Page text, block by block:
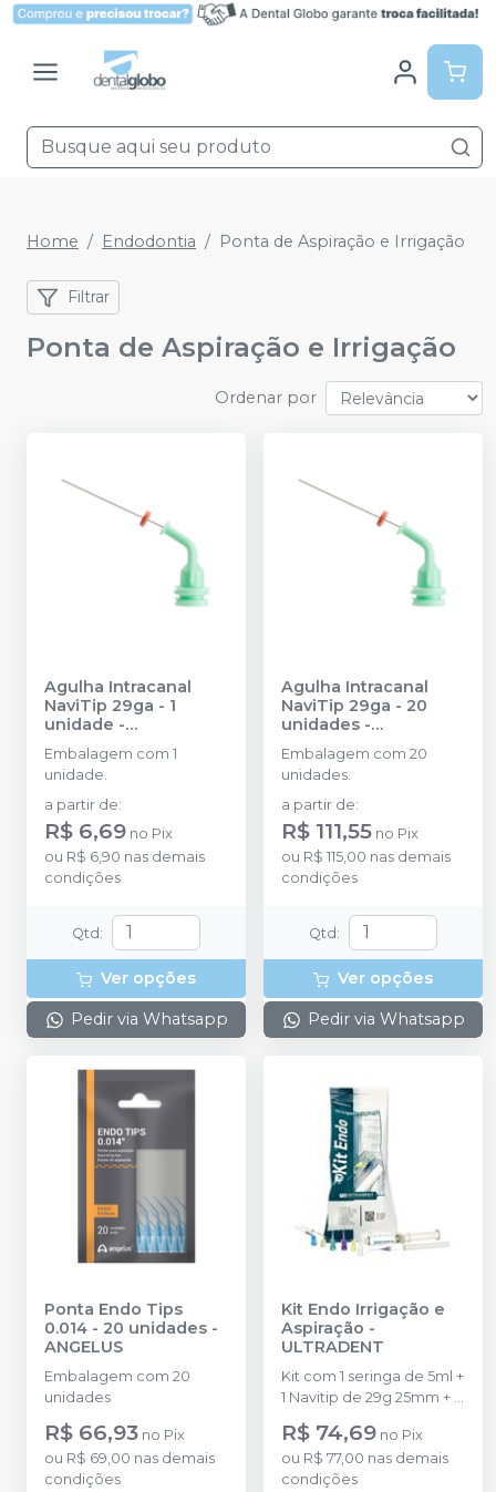
Home Endodontia Ponta de Aspiração e Irrigação
Filtrar
Ponta de Aspiração e Irrigação
Ordenar por
Agulha Intracanal
NaviTip 29ga - 1
unidade -
ULTRADENT
Embalagem com 1
unidade.
a partir de:
R$ 6,69 no Pix
ou R$ 6,90 nas demais
condições
Qtd :
Ver opções
Pedir via Whatsapp
Agulha Intracanal
NaviTip 29ga - 20
unidades -
ULTRADENT
Embalagem com 20
unidades.
a partir de:
R$ 111,55 no Pix
ou R$ 115,00 nas demais
condições
Qtd :
Ver opções
Pedir via Whatsapp
Ponta Endo Tips
0.014 - 20 unidades -
ANGELUS
Embalagem com 20
unidades
R$ 66,93 no Pix
ou R$ 69,00 nas demais
condições
Kit Endo Irrigação e
Aspiração -
ULTRADENT
Kit com 1 seringa de 5ml +
1 Navitip de 29g 25mm + 1
Navitip 29g 21mm + 1
Capillary Tip 0,48 mm
(0.019?) + 1 Capillary Tip
0,36mm (0.014?) + 1 White
R$ 74,69 no Pix
ou R$ 77,00 nas demais
condições